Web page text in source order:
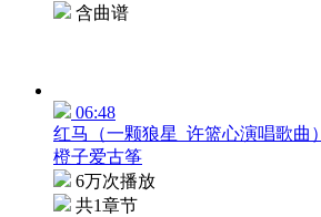
含曲谱
06:48
红马（一颗狼星_许篮心演唱歌曲）
橙子爱古筝
6万次播放
共1章节